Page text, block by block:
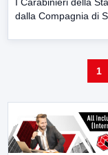
dalla Compagnia di
1